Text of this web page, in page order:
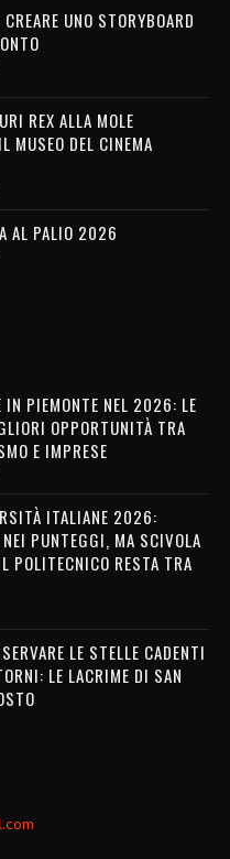
UNO STORYBOARD
REX ALLA MOLE
MUSEO DEL CINEMA
AL PALIO 2026
IN PIEMONTE NEL 2026: LE
OPPORTUNITÀ TRA
E IMPRESE
ITALIANE 2026:
PUNTEGGI, MA SCIVOLA
POLITECNICO RESTA TRA
LE STELLE CADENTI
LE LACRIME DI SAN